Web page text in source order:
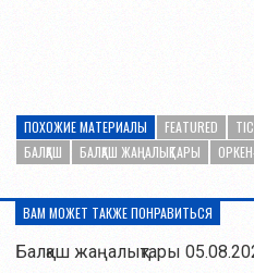
ПОХОЖИЕ МАТЕРИАЛЫ FEATURED
БАЛҚАШ
БАЛҚАШ ЖАҢАЛЫҚТАРЫ
ВАМ МОЖЕТ ТАКЖЕ ПОНРАВИТЬСЯ
Балқаш жаңалықтары